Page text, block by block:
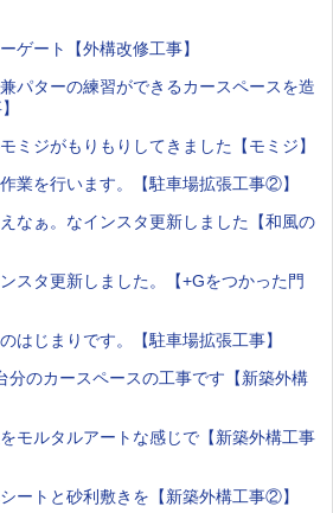
ゲート【外構改修工事】
パターの練習ができるカースペースを造
ミジがもりもりしてきました【モミジ】
業を行います。【駐車場拡張工事②】
なぁ。なインスタ更新しました【和風の
スタ更新しました。【+Gをつかった門
はじまりです。【駐車場拡張工事】
分のカースペースの工事です【新築外構
モルタルアートな感じで【新築外構工事
ートと砂利敷きを【新築外構工事②】